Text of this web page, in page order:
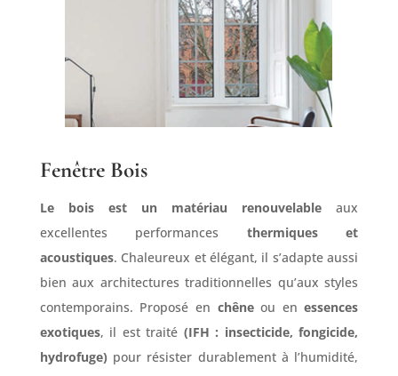
Fenêtre Bois
Le bois est un matériau renouvelable aux
excellentes performances thermiques et
acoustiques. Chaleureux et élégant, il s’adapte aussi
bien aux architectures traditionnelles qu’aux styles
contemporains. Proposé en chêneou enessences
exotiques, il est traité (IFH : insecticide, fongicide,
hydrofuge) pour résister durablement à l’humidité,